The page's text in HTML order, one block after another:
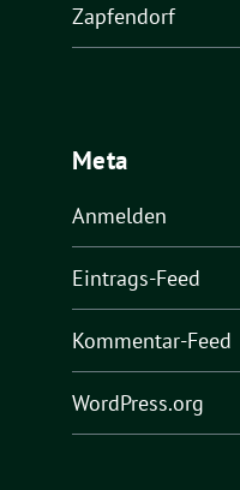
Zapfendorf
Meta
Anmelden
Eintrags-Feed
Kommentar-Feed
WordPress.org